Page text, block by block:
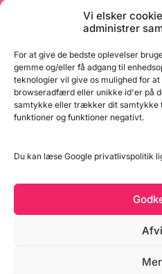
Vi elsker
administrer
For at give de bedste oplevelser
gemme og/eller få adgang til
teknologier vil give os mulighed for at
browseradfærd eller unikke id'er på
samtykke eller trækker dit samtykke
funktioner og funktioner negativt.
Du kan læse Google privatlivspolitik
Tilmeld dig vores
samt spændende
indbakke.